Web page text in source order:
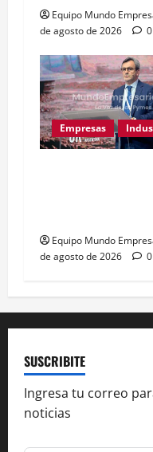
Equipo Mundo
de agosto de 2026
0
Empresas
Equipo Mundo
de agosto de 2026
0
SUSCRIBITE
Ingresa tu correo
noticias